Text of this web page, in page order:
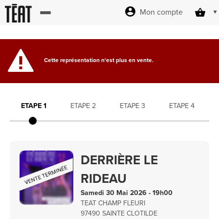
Accueil
billetterie
vos billets
Mon compte
Cette représentation n'est plus en vente.
ETAPE 1 ETAPE 2 ETAPE 3 ETAPE 4
DERRIÈRE LE
RIDEAU
Samedi 30 Mai 2026 - 19h00
TEAT CHAMP FLEURI
97490 SAINTE CLOTILDE